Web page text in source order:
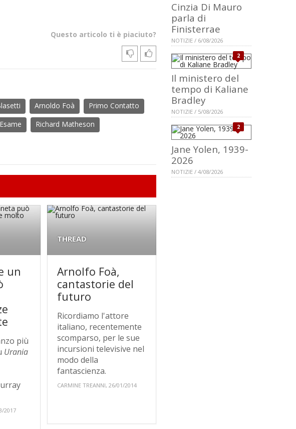
Questo articolo ti è piaciuto?
Arnoldo Foà
Primo Contatto
Richard Matheson
un
più
Urania
2017
THREAD
Arnolfo Foà,
cantastorie del
futuro
Ricordiamo l'attore
italiano, recentemente
scomparso, per le sue
incursioni televisive nel
modo della
fantascienza.
CARMINE TREANNI, 26/01/2014
Cinzia Di Mauro
parla di
Finisterrae
NOTIZIE / 6/08/2026
2
Il ministero del
tempo di Kaliane
Bradley
NOTIZIE / 5/08/2026
2
Jane Yolen, 1939-
2026
NOTIZIE / 4/08/2026